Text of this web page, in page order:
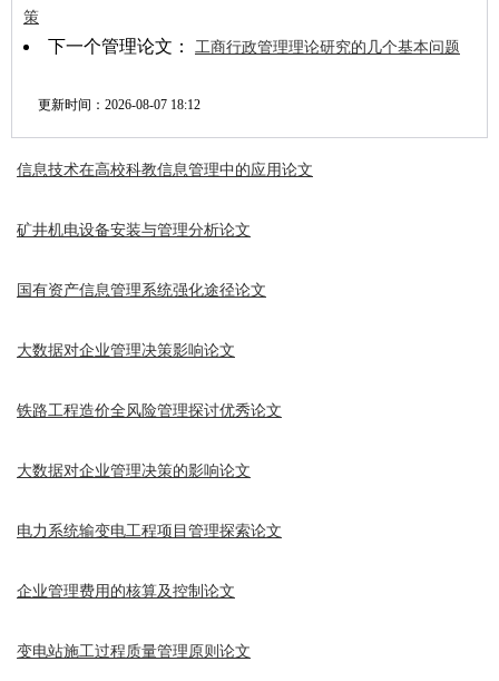
策
下一个管理论文： 工商行政管理理论研究的几个基本问题
更新时间： 2026-08-07 18:12
信息技术在高校科教信息管理中的应用论文
矿井机电设备安装与管理分析论文
国有资产信息管理系统强化途径论文
大数据对企业管理决策影响论文
铁路工程造价全风险管理探讨优秀论文
大数据对企业管理决策的影响论文
电力系统输变电工程项目管理探索论文
企业管理费用的核算及控制论文
变电站施工过程质量管理原则论文